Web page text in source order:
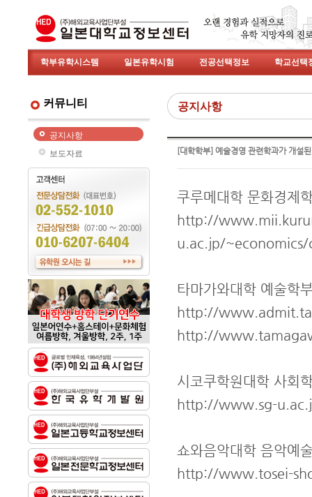
학부유학시스템 일본유학시험 전공선택정보 학교선택
커뮤니티
공지사항
보도자료
공지사항
[대학학부] 예술경영 관련학과가 개설
쿠루메대학 문화경제
http://
u.ac.jp/
타마가와대학 예술학
http://
http://
시코쿠학원대학 사회
http://www.sg-
쇼와음악대학 음악예
http://www.tosei-